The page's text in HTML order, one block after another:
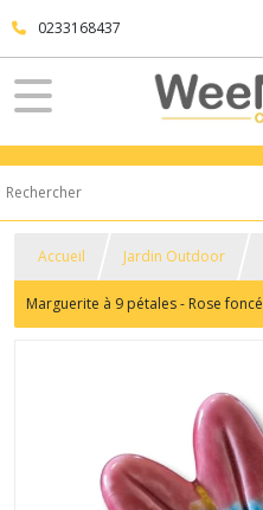
0233168437
Accueil Jardin Outdoor
Marguerite à 9 pétales - Rose foncé